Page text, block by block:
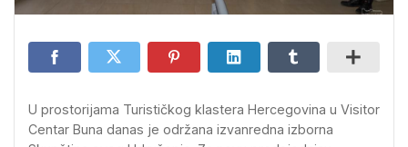
U prostorijama Turističkog klastera Hercegovina u Visitor
Centar Buna danas je održana izvanredna izborna